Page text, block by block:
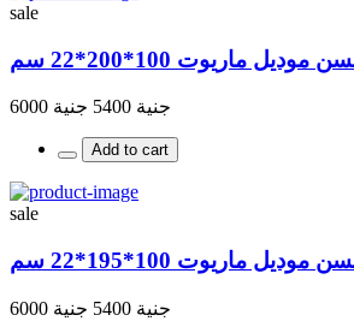
sale
ماريوت 100*200*22 سم
جنية 5400 جنية 6000
Add to cart
sale
ماريوت 100*195*22 سم
جنية 5400 جنية 6000